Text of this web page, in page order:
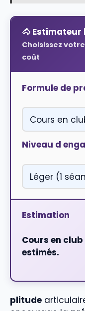
🐴
Choisissez
coût
Formule de
Niveau d
Estimation
Cours en
estimés.
plitude